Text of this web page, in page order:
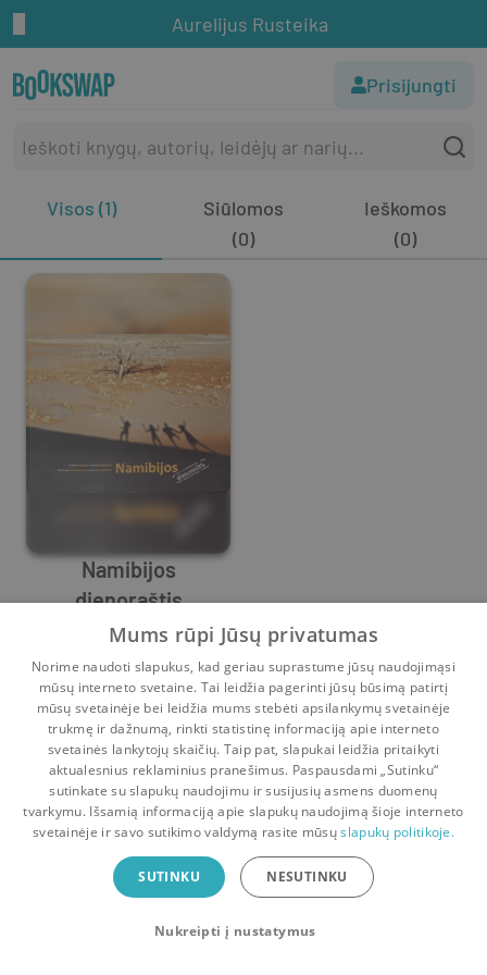
Aurelijus Rusteika
Prisijungti
Visos (1)
Siūlomos
(0)
Ieškomos
(0)
Namibijos
dienoraštis
Aurelija Rusteikienė,Mindaugas Skalandžiūnas
0 0
Pradinis Krepšelis Pokalbiai Pranešimai Paskyra
Bookswap programėlė
Mainykis knygomis dar patogiau!
Uždaryti
Mums rūpi Jūsų privatumas
Norime naudoti slapukus, kad geriau suprastume jūsų naudojimąsi
mūsų interneto svetaine. Tai leidžia pagerinti jūsų būsimą patirtį
mūsų svetainėje bei leidžia mums stebėti apsilankymų svetainėje
trukmę ir dažnumą, rinkti statistinę informaciją apie interneto
svetainės lankytojų skaičių. Taip pat, slapukai leidžia pritaikyti
aktualesnius reklaminius pranešimus. Paspausdami „Sutinku“
sutinkate su slapukų naudojimu ir susijusių asmens duomenų
tvarkymu. Išsamią informaciją apie slapukų naudojimą šioje interneto
svetainėje ir savo sutikimo valdymą rasite mūsųslapukų politikoje.
SUTINKU NESUTINKU
Nukreipti į nustatymus